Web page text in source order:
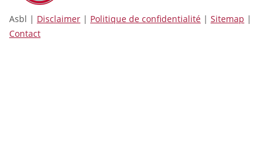
Asbl | Disclaimer | Politique de confidentialité | Sitemap |
Contact